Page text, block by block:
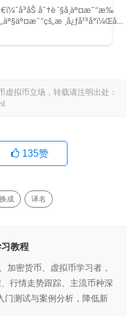
拟币立场，转载请注明出处：
135赞
换成 译名
教程
加密货币、虚拟币学习者，
行情走势跟踪、主流币种深
门测试与案例分析，降低新